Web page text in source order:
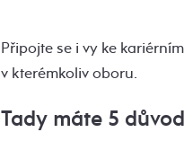
Připojte se i vy ke
v kterémkoliv oboru.
Tady máte 5